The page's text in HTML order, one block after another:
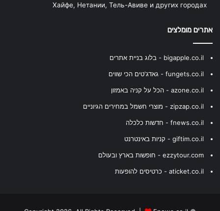
Хайфе, Нетании, Тель-Авиве и других городах
אתרים מומלצים
bigapple.co.il - בלוג בניית אתרים
fungets.co.il - גאדג'טים הכי שווים
azone.co.il - הכל על קניה באמזון
zipzap.co.il - מוצרי חשמל במחירים הגיוניים
fnews.co.il - חדשות כלכלה
giftim.co.il - קניות באינטרנט
ezzytour.com - חופשות בארץ ובעולם
aticket.co.il - כרטיסים להופעות